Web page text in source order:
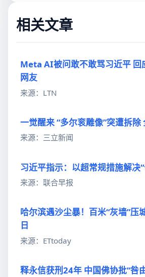
相关文章
Meta AI被问敢不敢骂习近平 回
网友
来源：LTN
一觉醒来 “多尔衮雕像”突遭拆除
来源：三立新闻
习近平指示：以超常规措施解决
来源：联合早报
哈尔滨遇沙尘暴！百米“灰墙”压
日
来源：ETtoday
释永信获刑24年 中国佛协批“咎